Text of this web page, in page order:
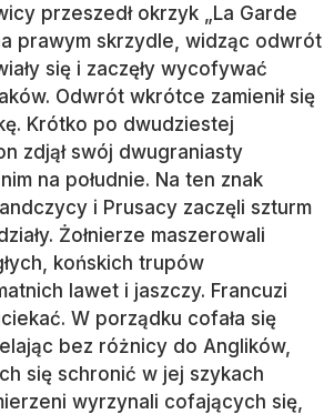
przeszedł okrzyk „La Garde
prawym skrzydle, widząc odwrót
się i zaczęły wycofywać
Odwrót wkrótce zamienił się
Krótko po dwudziestej
zdjął swój dwugraniasty
na południe. Na ten znak
i Prusacy zaczęli szturm
Żołnierze maszerowali
końskich trupów
lawet i jaszczy. Francuzi
W porządku cofała się
bez różnicy do Anglików,
się schronić w jej szykach
wyrzynali cofających się,